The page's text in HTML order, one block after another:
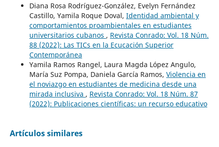
Diana Rosa Rodríguez-González, Evelyn Fernández
Castillo, Yamila Roque Doval, Identidad ambiental y
comportamientos proambientales en estudiantes
universitarios cubanos , Revista Conrado: Vol. 18 Núm.
88 (2022): Las TICs en la Ecucación Superior
Contemporánea
Yamila Ramos Rangel, Laura Magda López Angulo,
María Suz Pompa, Daniela García Ramos, Violencia en
el noviazgo en estudiantes de medicina desde una
mirada inclusiva , Revista Conrado: Vol. 18 Núm. 87
(2022): Publicaciones científicas: un recurso educativo
Artículos similares